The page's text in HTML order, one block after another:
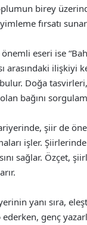
birey
fırsatı
eseri ise
arasındaki ilişkiyi
Doğa
bağını
şiir de
işler.
sağlar. Özçet,
yanı sıra,
genç